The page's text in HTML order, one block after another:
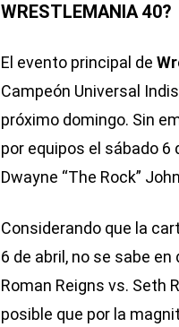
WRESTLEMANIA 40?
El evento principal de
Campeón Universal
próximo domingo. Sin
por equipos el sábado 6
Dwayne “The Rock”
Considerando que la
6 de abril, no se sabe
Roman Reigns vs. Seth
posible que por la